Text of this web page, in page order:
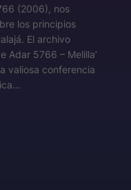
(2006), nos
los principios
El archivo
Adar 5766 – Melilla’
valiosa conferencia